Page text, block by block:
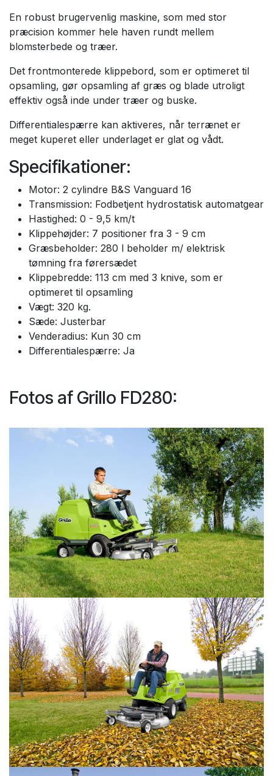
En robust brugervenlig maskine, som med stor
præcision kommer hele haven rundt mellem
blomsterbede og træer.
Det frontmonterede klippebord, som er optimeret til
opsamling, gør opsamling af græs og blade utroligt
effektiv også inde under træer og buske.
Differentialespærre kan aktiveres, når terrænet er
meget kuperet eller underlaget er glat og vådt.
Specifikationer:
Motor: 2 cylindre B&S Vanguard 16
Transmission: Fodbetjent hydrostatisk automatgear
Hastighed: 0 - 9,5 km/t
Klippehøjder: 7 positioner fra 3 - 9 cm
Græsbeholder: 280 l beholder m/ elektrisk
tømning fra førersædet
Klippebredde: 113 cm med 3 knive, som er
optimeret til opsamling
Vægt: 320 kg.
Sæde: Justerbar
Venderadius: Kun 30 cm
Differentialespærre: Ja
Fotos af Grillo FD280: